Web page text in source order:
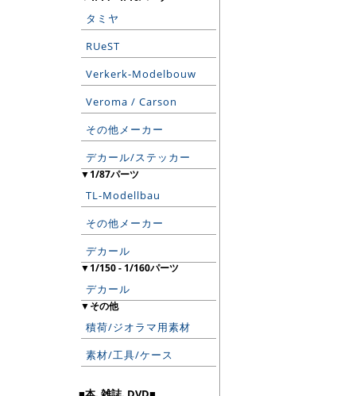
タミヤ
RUeST
Verkerk-Modelbouw
Veroma / Carson
その他メーカー
デカール/ステッカー
▼1/87パーツ
TL-Modellbau
その他メーカー
デカール
▼1/150 - 1/160パーツ
デカール
▼その他
積荷/ジオラマ用素材
素材/工具/ケース